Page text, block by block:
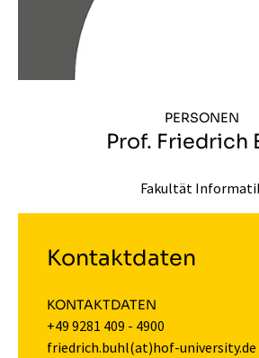
PERSONEN
Prof. Friedrich
Fakultät
Kontaktdaten
KONTAKTDATEN
+49 9281 409 - 4900
friedrich.buhl(at)hof-university.de